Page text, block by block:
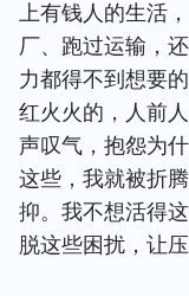
上有钱人的生活
厂、跑过运输，
力都得不到想要
红火火的，人前
声叹气，抱怨为
这些，我就被折
抑。我不想活得
脱这些困扰，让